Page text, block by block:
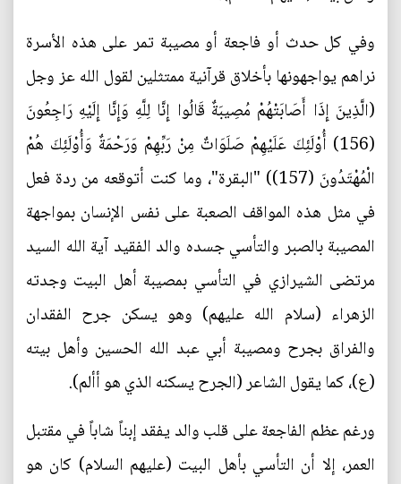
وفي كل حدث أو فاجعة أو مصيبة تمر على هذه الأسرة
نراهم يواجهونها بأخلاق قرآنية ممتثلين لقول الله عز وجل
(الَّذِينَ إِذَا أَصَابَتْهُمْ مُصِيبَةٌ قَالُوا إِنَّا لِلَّهِ وَإِنَّا إِلَيْهِ رَاجِعُونَ
(156) أُوْلَئِكَ عَلَيْهِمْ صَلَوَاتٌ مِنْ رَبِّهِمْ وَرَحْمَةٌ وَأُوْلَئِكَ هُمْ
الْمُهْتَدُونَ (157)) "البقرة"، وما كنت أتوقعه من ردة فعل
في مثل هذه المواقف الصعبة على نفس الإنسان بمواجهة
المصيبة بالصبر والتأسي جسده والد الفقيد آية الله السيد
مرتضى الشيرازي في التأسي بمصيبة أهل البيت وجدته
الزهراء (سلام الله عليهم) وهو يسكن جرح الفقدان
والفراق بجرح ومصيبة أبي عبد الله الحسين وأهل بيته
(ع)، كما يقول الشاعر (الجرح يسكنه الذي هو أألم).
ورغم عظم الفاجعة على قلب والد يفقد إبناً شاباً في مقتبل
العمر، إلا أن التأسي بأهل البيت (عليهم السلام) كان هو